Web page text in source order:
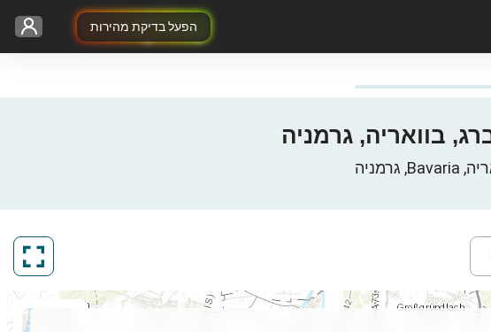
הפעל בדיקת מהירות